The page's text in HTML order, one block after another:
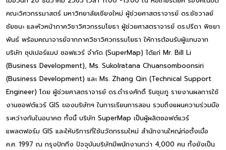
คณะวิศวกรรมาสตร์ มหาวิทยาลัยเชียงใหม่ ผู้ช่วยศาสตราจารย์ ดร.ชัชวาลย์
ชัยชนะ และหัวหน้าภาควิชาวิศวกรรมโยธา ผู้ช่วยศาสตราจารย์ ดร.ปรีดา พิชยา
พันธ์ พร้อมคณาจารย์จากภาควิชาวิศวกรรมโยธา ให้การต้อนรับผู้เเทนจาก
บริษัท ซุปเปอร์แมป ซอฟแวร์ จำกัด (SuperMap) ได้แก่ Mr. Bill Li
(Business Development), Ms. Sukolratana Chuansomboonsiri
(Business Development) และ Ms. Zhang Qin (Technical Support
Engineer) โดย ผู้ช่วยศาสตราจารย์ ดร.ดำรงศักดิ์ รินชุมภู รายงานผลการใช้
งานซอฟต์แวร์ GIS ของบริษัทฯ ในการเรียนการสอน รวมถึงแผนความร่วมมือ
ระหว่างกันในอนาคต ทั้งนี้ บริษัท SuperMap เป็นผู้ผลิตซอฟต์แวร์
แพลตฟอร์ม GIS และให้บริการที่ใช้นวัตกรรมใหม่ สำนักงานใหญ่ก่อตั้งเมื่อ
ค.ศ. 1997 ณ กรุงปักกิ่ง ปัจจุบันบริษัทมีพนักงานกว่า 4,000 คน ทั้งยังเป็น